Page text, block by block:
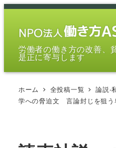
メ
労働者の働き方の改善、
是正に寄与します
ホーム 全投稿一覧 論説-
学への脅迫文 言論封じを狙う